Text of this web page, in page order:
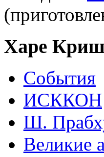
Харе
События
ИСККОН
Ш.
Великие